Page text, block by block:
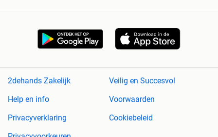
2dehands Zakelijk
Veilig en Succesvol
Help en info
Voorwaarden
Privacyverklaring
Cookiebeleid